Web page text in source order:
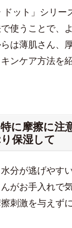
ドット」シリー
使うことで、
は薄肌さん、
ンケア方法を
に摩擦に注
保湿して
分が逃げやす
がお手入れで
刺激を与えず